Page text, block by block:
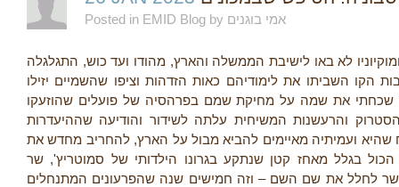
Posted in EMID Blog by אמי בוגנים
לא באו לישיבת הממשלה והארץ, מהודו ועד כוש, התגלגלה
הקו השביתו את לימודיהם כאות הזדהות וציפו שהשמיים יזילו
את שכחתי את שמה על מחיקת שמם בפרהסיה של פועלים שהוזעקו
והרעשנות המשיחית עלתה לשידור והודיעה שההיעדרות
שהיא ועמיתיה מאיימים להביא מבול על הארץ, להחריב מחדש את
בגלל מאחז קטן שנתקע בגרונו הילדותי של סמוטריץ', שר
לחלל את שם השם – וזה חמישים שנה שהפרעונים המתנחלים